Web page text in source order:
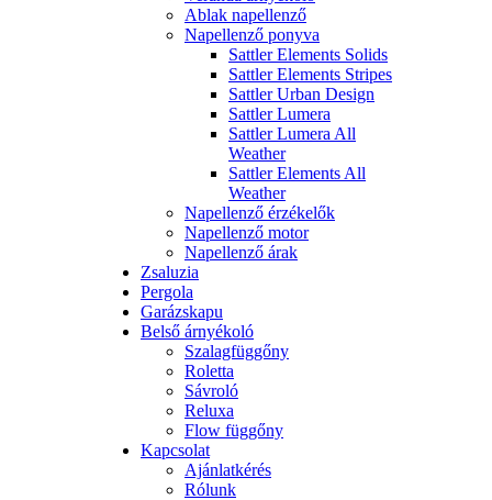
Ablak napellenző
Napellenző ponyva
Sattler Elements Solids
Sattler Elements Stripes
Sattler Urban Design
Sattler Lumera
Sattler Lumera All
Weather
Sattler Elements All
Weather
Napellenző érzékelők
Napellenző motor
Napellenző árak
Zsaluzia
Pergola
Garázskapu
Belső árnyékoló
Szalagfüggőny
Roletta
Sávroló
Reluxa
Flow függőny
Kapcsolat
Ajánlatkérés
Rólunk